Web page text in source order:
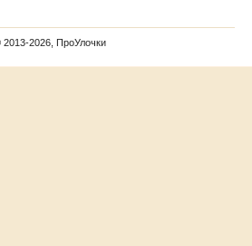
2013-2026, ПроУлочки